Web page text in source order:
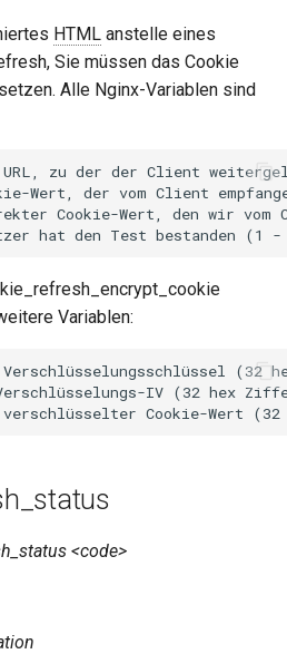
HTML anstelle eines
Sie müssen das Cookie
Alle Nginx-Variablen sind
zu der der Client
Wert, der vom Client
Cookie-Wert, den wir vom
Variablen:
(32
IV (32 hex
<code>